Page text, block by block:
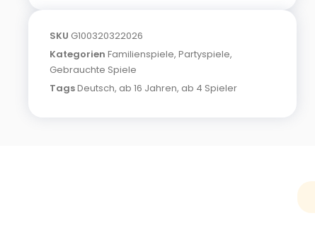
SKU G100320322026
Kategorien Familienspiele, Partyspiele,
Gebrauchte Spiele
TagsDeutsch, ab 16 Jahren, ab 4 Spieler